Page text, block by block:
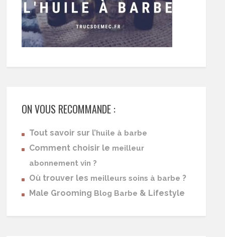
ON VOUS RECOMMANDE :
Tout savoir sur l’huile à barbe
Comment choisir le meilleur
abonnement vin ?
Où trouver les meilleurs soins à barbe ?
Male Grooming Blog Barbe & Lifestyle